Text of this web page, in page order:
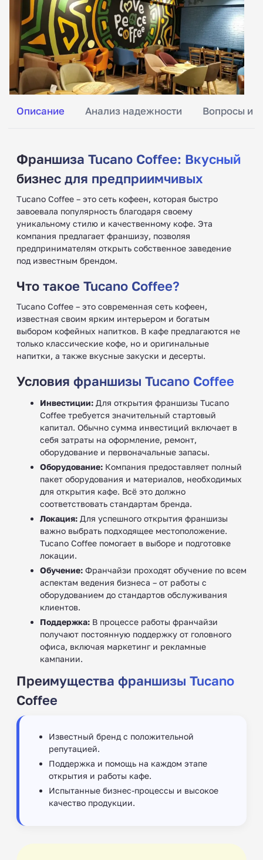
Описание Анализ надежности Вопросы и
Франшиза Tucano Coffee: Вкусный
бизнес для предприимчивых
Тucano Coffee – это сеть кофеен, которая быстро
завоевала популярность благодаря своему
уникальному стилю и качественному кофе. Эта
компания предлагает франшизу, позволяя
предпринимателям открыть собственное заведение
под известным брендом.
Что такое Tucano Coffee?
Tucano Coffee – это современная сеть кофеен,
известная своим ярким интерьером и богатым
выбором кофейных напитков. В кафе предлагаются не
только классические кофе, но и оригинальные
напитки, а также вкусные закуски и десерты.
Условия франшизы Tucano Coffee
Инвестиции: Для открытия франшизы Tucano
Coffee требуется значительный стартовый
капитал. Обычно сумма инвестиций включает в
себя затраты на оформление, ремонт,
оборудование и первоначальные запасы.
Оборудование: Компания предоставляет полный
пакет оборудования и материалов, необходимых
для открытия кафе. Всё это должно
соответствовать стандартам бренда.
Локация: Для успешного открытия франшизы
важно выбрать подходящее местоположение.
Tucano Coffee помогает в выборе и подготовке
локации.
Обучение: Франчайзи проходят обучение по всем
аспектам ведения бизнеса – от работы с
оборудованием до стандартов обслуживания
клиентов.
Поддержка: В процессе работы франчайзи
получают постоянную поддержку от головного
офиса, включая маркетинг и рекламные
кампании.
Преимущества франшизы Tucano
Coffee
Известный бренд с положительной
репутацией.
Поддержка и помощь на каждом этапе
открытия и работы кафе.
Испытанные бизнес-процессы и высокое
качество продукции.